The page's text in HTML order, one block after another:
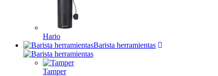
Hario
Barista herramientas
Tamper